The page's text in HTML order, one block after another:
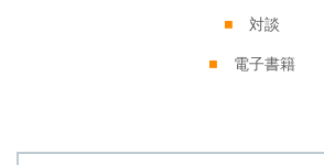
対談
電子書籍